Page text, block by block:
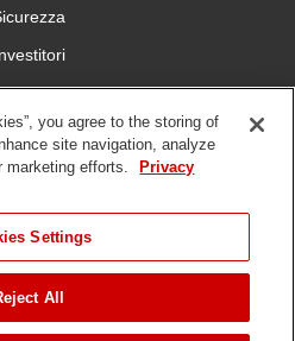
con noi
DMCA/Politica sui diritti
d'autore
you agree to the storing of
site navigation, analyze
marketing efforts.
Privacy
Settings
All